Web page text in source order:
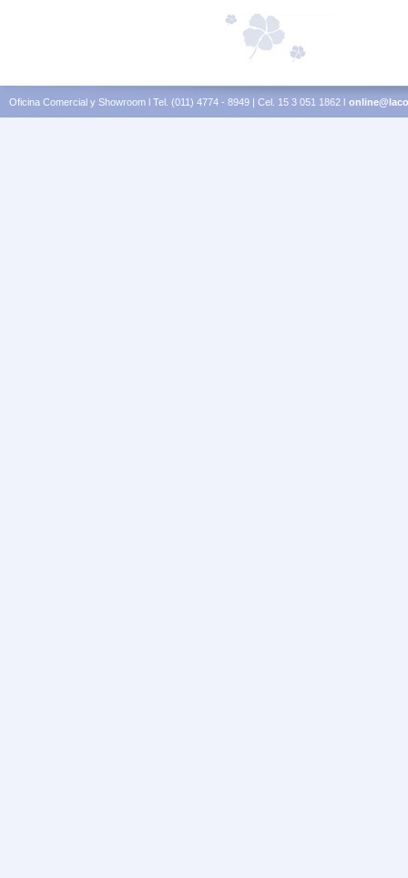
Oficina Comercial y Showroom l Tel. (011) 4774 - 8949 | Cel. 15 3 051 1862 l